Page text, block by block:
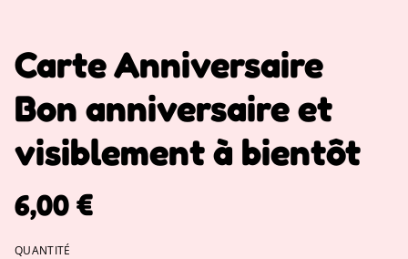
Carte Anniversaire
Bon anniversaire et
visiblement à bientôt
6,00 €
QUANTITÉ